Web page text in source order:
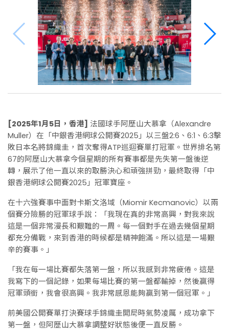
[2025年1月5日，香港] 法國球手阿歷山大慕拿（Alexandre
Muller）在「中銀香港網球公開賽2025」以三盤2:6、6:1、6:3擊
敗日本名將錦織圭，首次奪得ATP巡迴賽單打冠軍。世界排名第
67的阿歷山大慕拿今個星期的所有賽事都是先失第一盤後逆
轉，展示了他一直以來的取勝決心和頑強拼勁，最終取得「中
銀香港網球公開賽2025」冠軍寶座。
在十六強賽事中面對卡斯文洛域（Miomir Kecmanovic）以兩
個賽分險勝的冠軍球手說：「我現在真的非常高興，對我來說
這是一個非常漫長和艱難的一周。每一個對手在過去幾個星期
都充分備戰，來到香港的時候都是精神飽滿。所以這是一場艱
辛的賽事。」
「我在每一場比賽都失落第一盤，所以我感到非常疲倦。這是
我寫下的一個記錄，如果每場比賽的第一盤都輸掉，然後贏得
冠軍頭銜，我會很高興。我非常感恩能夠贏到第一個冠軍。」
前美國公開賽單打決賽球手錦織圭開局時氣勢凌厲，成功拿下
第一盤，但阿歷山大慕拿調整好狀態後便一直反勝。